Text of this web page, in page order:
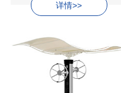
详情>>